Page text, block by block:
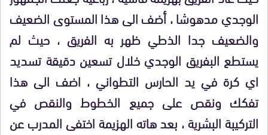
الوجدي مدهوشا ، أضف الى هذا المستوى الضعيف
والضعيف جدا الذطي ظهر به الفريق ، حيث لم
يستطع البفريق الوجدي خلال تسعين دقيقة تسديد
اي كرة في يد الحارس التطواني ، اضف الى هذا
تفكك ونقص على جميع الخطوط والنقص في
التركيبة البشرية ، بعد هاته الهزيمة اختفى المدرب عن